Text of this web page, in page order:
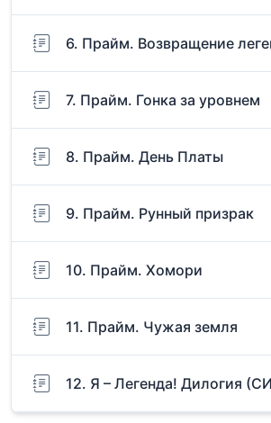
6. Прайм. Возвращение
7. Прайм. Гонка за уровнем
8. Прайм. День Платы
9. Прайм. Рунный призрак
10. Прайм. Хомори
11. Прайм. Чужая земля
12. Я – Легенда! Дилогия